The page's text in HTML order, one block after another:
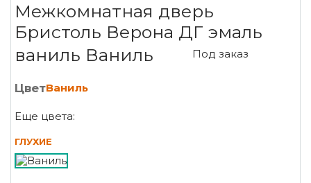
Межкомнатная дверь
Бристоль Верона ДГ эмаль
ваниль Ваниль
Под заказ
ЦветВаниль
Еще цвета:
ГЛУХИЕ